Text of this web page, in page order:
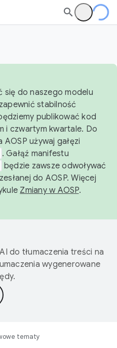
się do naszego modelu
stabilność
publikować kod
i czwartym kwartale. Do
używaj gałęzi
. Gałąź manifestu
będzie zawsze odwoływać
do AOSP. Więcej
Zmiany w AOSP.
do tłumaczenia treści na
wygenerowane
tematy